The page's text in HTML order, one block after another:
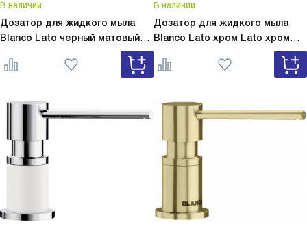
В наличии
Дозатор для жидкого мыла
Blanco Lato черный матовый
Lato черный матовый 525789
В наличии
Дозатор для жидкого мыла
Blanco Lato хром Lato хром